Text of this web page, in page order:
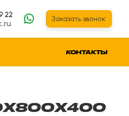
22 Заказать звонок
КОНТАКТЫ